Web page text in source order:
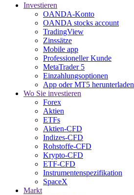
Investieren
OANDA-Konto
OANDA stocks account
TradingView
Zinssätze
Mobile app
Professioneller Kunde
MetaTrader 5
Einzahlungsoptionen
App oder MT5 herunterladen
Wo Sie investieren
Forex
Aktien
ETFs
Aktien-CFD
Indizes-CFD
Rohstoffe-CFD
Krypto-CFD
ETF-CFD
Instrumentenspezifikation
SpaceX
Markt